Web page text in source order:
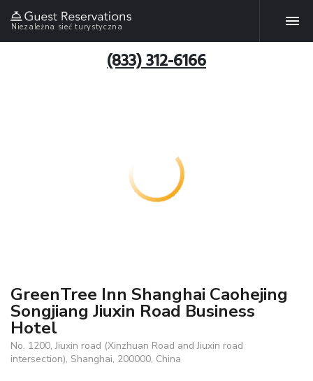
Niezależna sieć turystyczna
(833) 312-6166
GreenTree Inn Shanghai Caohejing
Songjiang Jiuxin Road Business
Hotel
No. 1200, Jiuxin road (Xinzhuan Road and Jiuxin road
intersection), Shanghai, 200000, China